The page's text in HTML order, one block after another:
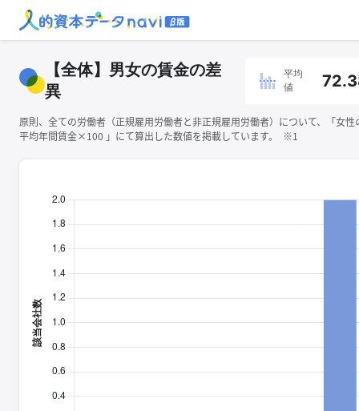
【全体】男女の賃金の差
異
平均
値
原則、全ての労働者（正規雇用労働者と非正規雇用労働者）について、「女
平均年間賃金×100 」にて算出した数値を掲載しています。 ※1